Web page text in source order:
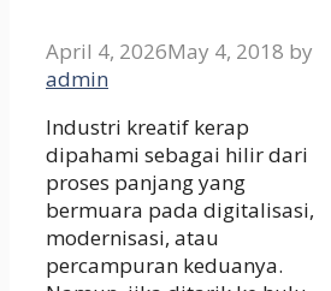
April 4, 2026May 4, 2018 by
admin
Industri kreatif kerap
dipahami sebagai hilir dari
proses panjang yang
bermuara pada digitalisasi,
modernisasi, atau
percampuran keduanya.